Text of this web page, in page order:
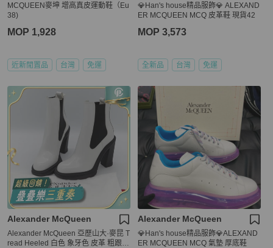
MCQUEEN麥坤 增高真皮運動鞋（Eu
38)
MOP 1,928
近新閒置品 台灣 免運
💎Han's house精品服飾💎 ALEXAND
ER MCQUEEN MCQ 皮革鞋 現貨42
MOP 3,573
全新品 台灣 免運
Alexander McQueen
Alexander McQueen 亞歷山大·麥昆 T
read Heeled 白色 象牙色 皮革 粗跟切
Alexander McQueen
💎Han's house精品服飾💎ALEXAND
ER MCQUEEN MCQ 氣墊 厚底鞋